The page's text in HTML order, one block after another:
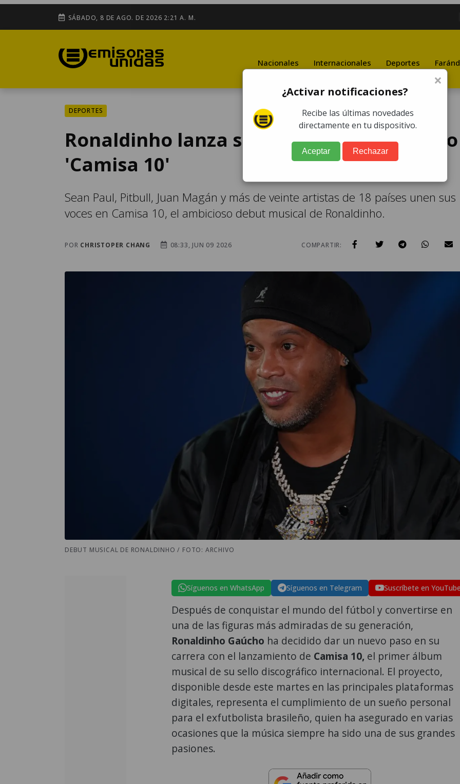
SÁBADO, 8 DE AGO. DE 2026 2:21 A. M.
Nacionales Internacionales Deportes
DEPORTES
Ronaldinho lanza su primer disco llamado
'Camisa 10'
Sean Paul, Pitbull, Juan Magán y más de veinte artistas de 18 países unen sus
voces en Camisa 10, el ambicioso debut musical de Ronaldinho.
POR CHRISTOPER CHANG 08:33, JUN 09 2026 COMPARTIR:
DEBUT MUSICAL DE RONALDINHO / FOTO: ARCHIVO
Síguenos en WhatsApp Síguenos en Telegram Suscríbete en
Después de conquistar el mundo del fútbol y convertirse en
una de las figuras más admiradas de su generación,
Ronaldinho Gaúcho ha decidido dar un nuevo paso en su
carrera con el lanzamiento de Camisa 10, el primer álbum
musical de su sello discográfico internacional. El proyecto,
disponible desde este martes en las principales plataformas
digitales, representa el cumplimiento de un sueño personal
para el exfutbolista brasileño, quien ha asegurado en varias
ocasiones que la música siempre ha sido una de sus grandes
pasiones.
×
¿Activar notificaciones?
Recibe las últimas novedades
directamente en tu dispositivo.
Aceptar Rechazar